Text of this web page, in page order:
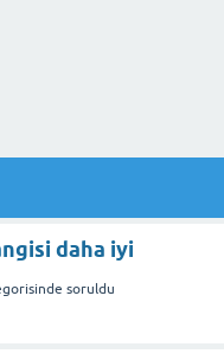
daha iyi
soruldu